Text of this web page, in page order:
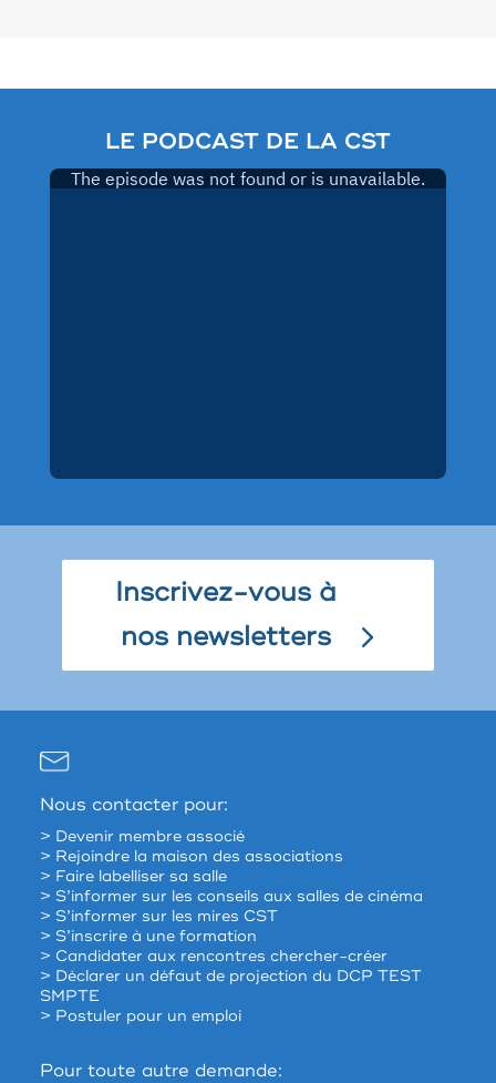
LE PODCAST DE LA CST
Inscrivez-vous à
nos newsletters
Nous contacter pour:
> Devenir membre associé
> Rejoindre la maison des associations
> Faire labelliser sa salle
> S’informer sur les conseils aux salles de cinéma
> S’informer sur les mires CST
> S’inscrire à une formation
> Candidater aux rencontres chercher-créer
> Déclarer un défaut de projection du DCP TEST
SMPTE
> Postuler pour un emploi
Pour toute autre demande: